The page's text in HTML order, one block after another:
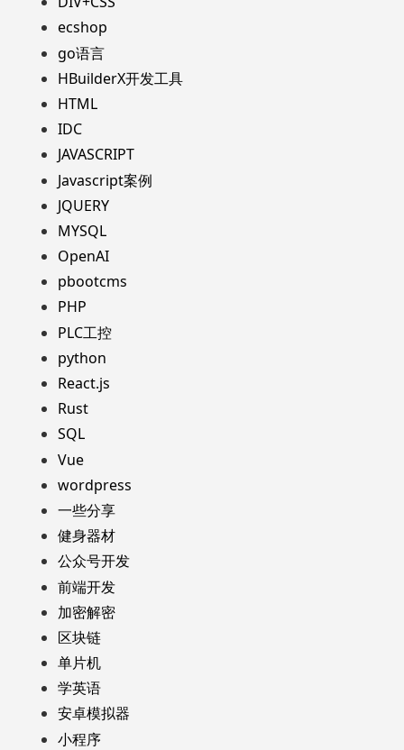
ecshop
go语言
HBuilderX开发工具
HTML
IDC
JAVASCRIPT
Javascript案例
JQUERY
MYSQL
OpenAI
pbootcms
PHP
PLC工控
python
React.js
Rust
SQL
Vue
wordpress
一些分享
健身器材
公众号开发
前端开发
加密解密
区块链
单片机
学英语
安卓模拟器
小程序